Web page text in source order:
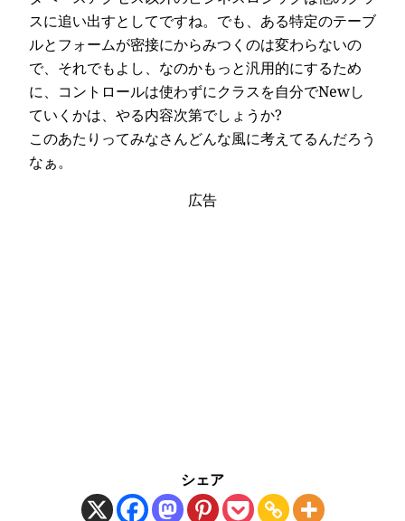
スに追い出すとしてですね。でも、ある特定のテーブ
ルとフォームが密接にからみつくのは変わらないの
で、それでもよし、なのかもっと汎用的にするため
に、コントロールは使わずにクラスを自分でNewし
ていくかは、やる内容次第でしょうか?
このあたりってみなさんどんな風に考えてるんだろう
なぁ。
広告
シェア